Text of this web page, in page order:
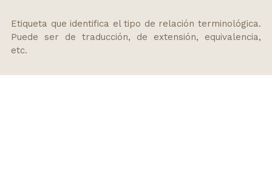
Etiqueta que identifica el tipo de relación terminológica.
Puede ser de traducción, de extensión, equivalencia,
etc.